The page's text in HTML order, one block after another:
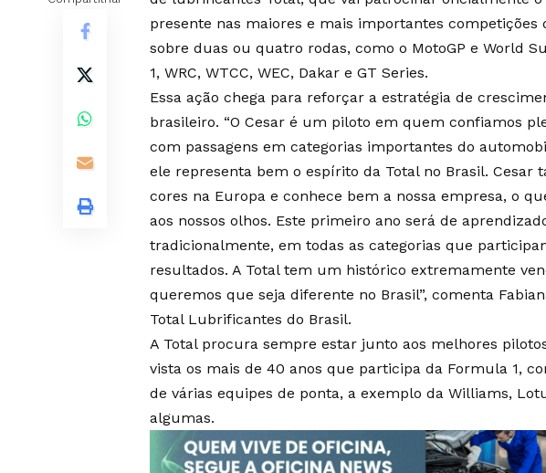
presente nas maiores e mais importantes
sobre duas ou quatro rodas, como o MotoGP e World
1, WRC, WTCC, WEC, Dakar e GT Series.
Essa ação chega para reforçar a estratégia de
brasileiro. “O Cesar é um piloto em quem confiamos
com passagens em categorias importantes do
ele representa bem o espírito da Total no Brasil. Cesar
cores na Europa e conhece bem a nossa empresa, o
aos nossos olhos. Este primeiro ano será de
tradicionalmente, em todas as categorias que
resultados. A Total tem um histórico extremamente
queremos que seja diferente no Brasil”, comenta
Total Lubrificantes do Brasil.
A Total procura sempre estar junto aos melhores
vista os mais de 40 anos que participa da Formula 1,
de várias equipes de ponta, a exemplo da Williams,
algumas.